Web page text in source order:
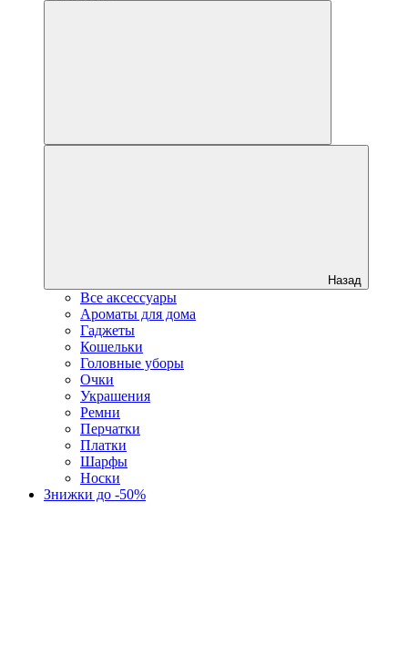
Назад
Все аксессуары
Ароматы для дома
Гаджеты
Кошельки
Головные уборы
Очки
Украшения
Ремни
Перчатки
Платки
Шарфы
Носки
Знижки до -50%